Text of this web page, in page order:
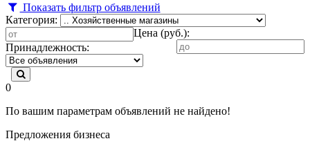
Показать фильтр объявлений
Категория:
Цена (руб.):
Принадлежность:
0
По вашим параметрам объявлений не найдено!
Предложения бизнеса